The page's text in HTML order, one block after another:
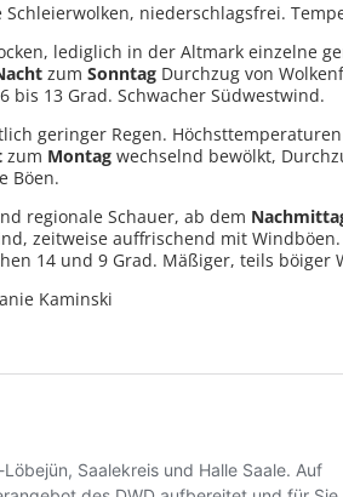
niederschlagsfrei.
lediglich in der Altmark einzelne
zum SonntagDurchzug von
bis 13 Grad. Schwacher Südwestwind.
geringer Regen.
zum Montagwechselnd bewölkt,
Böen.
regionale Schauer, ab dem
zeitweise auffrischend mit
14 und 9 Grad. Mäßiger, teils böiger
Kaminski